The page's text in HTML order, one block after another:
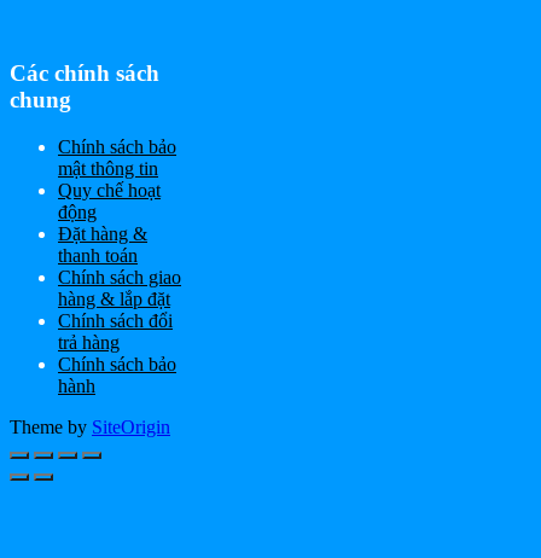
Các chính sách
chung
Chính sách bảo
mật thông tin
Quy chế hoạt
động
Đặt hàng &
thanh toán
Chính sách giao
hàng & lắp đặt
Chính sách đổi
trả hàng
Chính sách bảo
hành
Theme by SiteOrigin